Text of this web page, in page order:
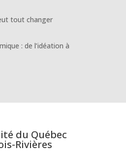
tout changer
: de l’idéation à
du Québec
Rivières